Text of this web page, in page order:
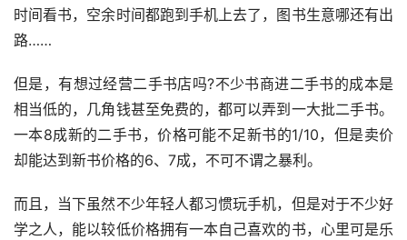
时间看书，空余时间都跑到手机上去了，图书生意哪还有出
路……
但是，有想过经营二手书店吗?不少书商进二手书的成本是
相当低的，几角钱甚至免费的，都可以弄到一大批二手书。
一本8成新的二手书，价格可能不足新书的1/10，但是卖价
却能达到新书价格的6、7成，不可不谓之暴利。
而且，当下虽然不少年轻人都习惯玩手机，但是对于不少好
学之人，能以较低价格拥有一本自己喜欢的书，心里可是乐